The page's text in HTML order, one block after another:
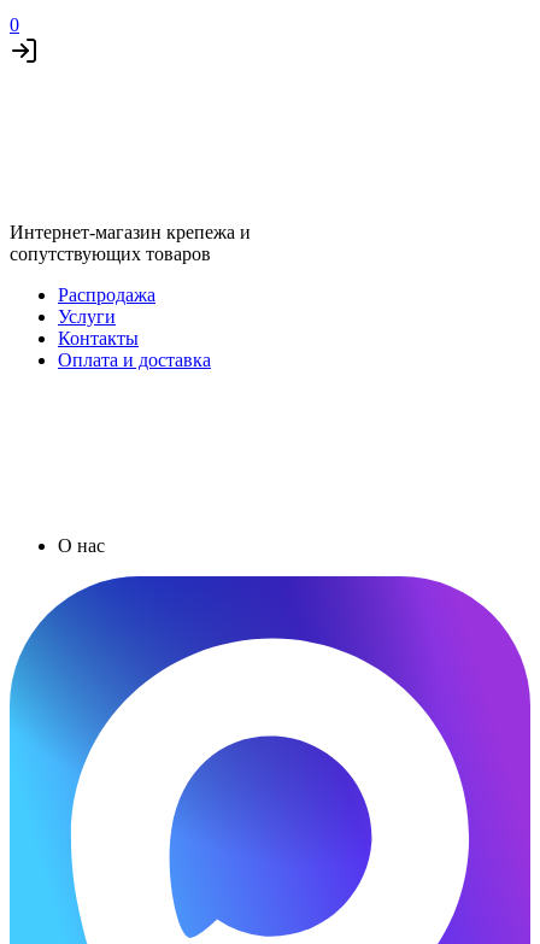
0
Интернет-магазин крепежа и
сопутствующих товаров
Распродажа
Услуги
Контакты
Оплата и доставка
О нас